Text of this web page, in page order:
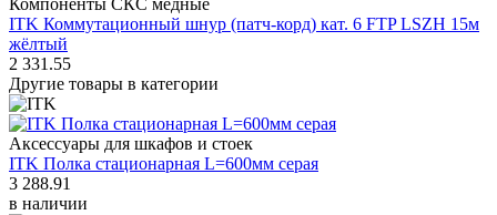
Компоненты СКС медные
ITK Коммутационный шнур (патч-корд) кат. 6 FTP LSZH 15м
жёлтый
2 331.55
Другие товары в категории
Аксессуары для шкафов и стоек
ITK Полка стационарная L=600мм серая
3 288.91
в наличии